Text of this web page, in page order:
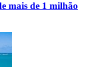
mais de 1 milhão